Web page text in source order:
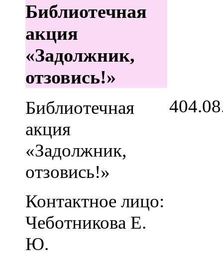
Библиотечная
акция
«Задолжник,
отзовись!»
Библиотечная
акция
«Задолжник,
отзовись!»
Контактное лицо:
Чеботникова Е.
Ю.
4